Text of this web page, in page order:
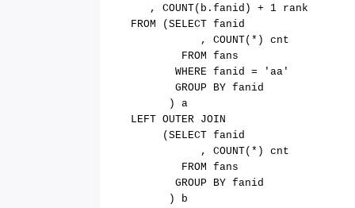
, COUNT(b.fanid) + 1 rank
FROM (SELECT fanid
, COUNT(*) cnt
FROM fans
WHERE fanid = 'aa'
GROUP BY fanid
) a
LEFT OUTER JOIN
(SELECT fanid
, COUNT(*) cnt
FROM fans
GROUP BY fanid
) b